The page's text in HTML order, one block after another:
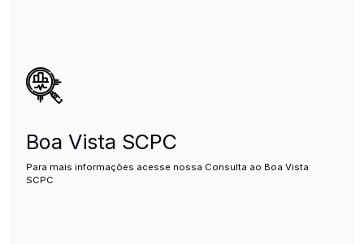
Boa Vista SCPC
Para mais informações acesse nossa Consulta ao Boa Vista
SCPC